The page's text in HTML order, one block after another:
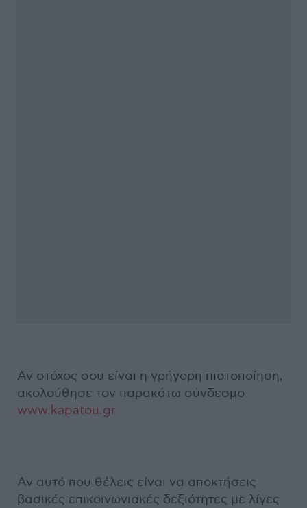
Αν στόχος σου είναι η γρήγορη πιστοποίηση,
ακολούθησε τον παρακάτω σύνδεσμο
www.kapatou.gr
Αν αυτό που θέλεις είναι να αποκτήσεις
βασικές επικοινωνιακές δεξιότητες με λίγες